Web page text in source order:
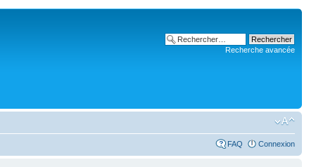
Recherche avancée
FAQ Connexion